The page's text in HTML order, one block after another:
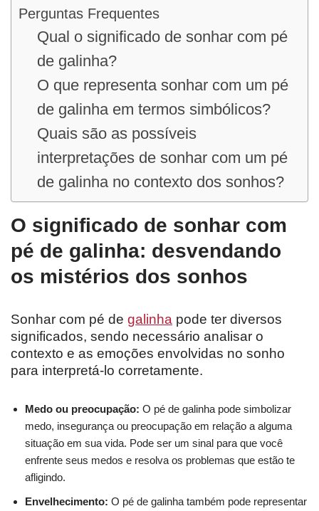
Perguntas Frequentes
Qual o significado de sonhar com pé
de galinha?
O que representa sonhar com um pé
de galinha em termos simbólicos?
Quais são as possíveis
interpretações de sonhar com um pé
de galinha no contexto dos sonhos?
O significado de sonhar com
pé de galinha: desvendando
os mistérios dos sonhos
Sonhar com pé de galinha pode ter diversos
significados, sendo necessário analisar o
contexto e as emoções envolvidas no sonho
para interpretá-lo corretamente.
Medo ou preocupação: O pé de galinha pode simbolizar
medo, insegurança ou preocupação em relação a alguma
situação em sua vida. Pode ser um sinal para que você
enfrente seus medos e resolva os problemas que estão te
afligindo.
Envelhecimento: O pé de galinha também pode representar